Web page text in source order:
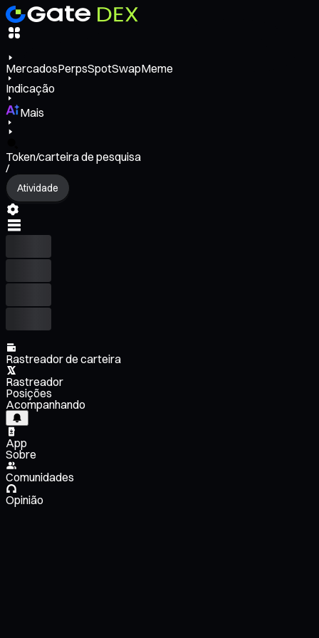
MercadosPerpsSpotSwapMeme
Indicação
Mais
Token/carteira de pesquisa
/
Atividade
Rastreador de carteira
Rastreador
Posições
Acompanhando
App
Sobre
Comunidades
Opinião